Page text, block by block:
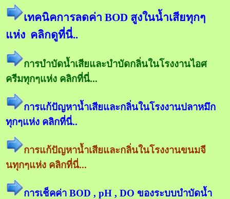
เทคนิคการลดค่า BOD สูงในน้ำเสียทุกๆ
แห่ง คลิกดูที่นี่..
การบำบัดน้ำเสียและบำบัดกลิ่นในโรงงานไอศ
ครีมทุกๆแห่ง คลิกที่นี่...
การแก้ปัญหาน้ำเสียและกลิ่นในโรงงานปลาหมึก
ทุกๆแห่ง คลิกที่นี่..
การแก้ปัญหาน้ำเสียและกลิ่นในโรงงานขนมจี
นทุกๆแห่ง คลิกที่นี่...
การเช็คค่า BOD , pH , DO ของระบบบำบัดน้ำ